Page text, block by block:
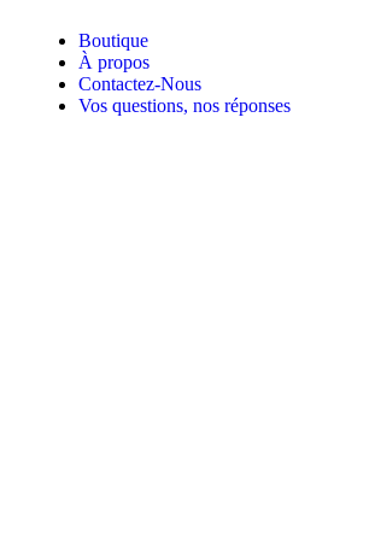
Boutique
À propos
Contactez-Nous
Vos questions, nos réponses